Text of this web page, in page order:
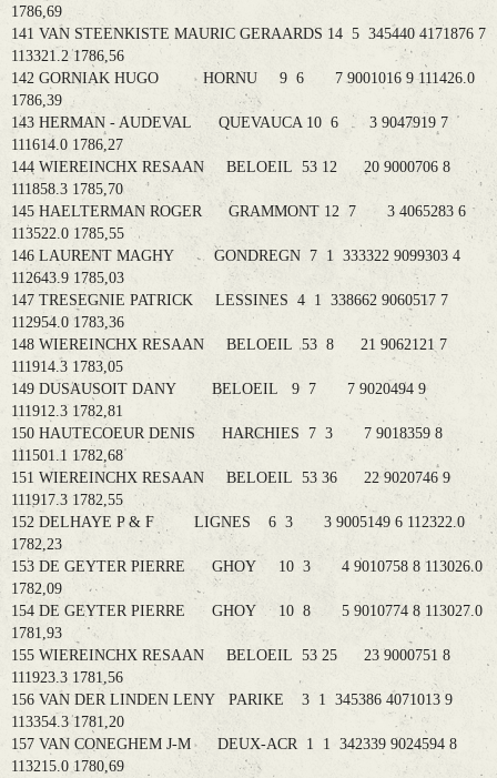
1786,69
141 VAN STEENKISTE MAURIC GERAARDS 14 5 345440 4171876 7
113321.2 1786,56
142 GORNIAK HUGO HORNU 9 6 7 9001016 9 111426.0
1786,39
143 HERMAN - AUDEVAL QUEVAUCA 10 6 3 9047919 7
111614.0 1786,27
144 WIEREINCHX RESAAN BELOEIL 53 12 20 9000706 8
111858.3 1785,70
145 HAELTERMAN ROGER GRAMMONT 12 7 3 4065283 6
113522.0 1785,55
146 LAURENT MAGHY GONDREGN 7 1 333322 9099303 4
112643.9 1785,03
147 TRESEGNIE PATRICK LESSINES 4 1 338662 9060517 7
112954.0 1783,36
148 WIEREINCHX RESAAN BELOEIL 53 8 21 9062121 7
111914.3 1783,05
149 DUSAUSOIT DANY BELOEIL 9 7 7 9020494 9
111912.3 1782,81
150 HAUTECOEUR DENIS HARCHIES 7 3 7 9018359 8
111501.1 1782,68
151 WIEREINCHX RESAAN BELOEIL 53 36 22 9020746 9
111917.3 1782,55
152 DELHAYE P & F LIGNES 6 3 3 9005149 6 112322.0
1782,23
153 DE GEYTER PIERRE GHOY 10 3 4 9010758 8 113026.0
1782,09
154 DE GEYTER PIERRE GHOY 10 8 5 9010774 8 113027.0
1781,93
155 WIEREINCHX RESAAN BELOEIL 53 25 23 9000751 8
111923.3 1781,56
156 VAN DER LINDEN LENY PARIKE 3 1 345386 4071013 9
113354.3 1781,20
157 VAN CONEGHEM J-M DEUX-ACR 1 1 342339 9024594 8
113215.0 1780,69